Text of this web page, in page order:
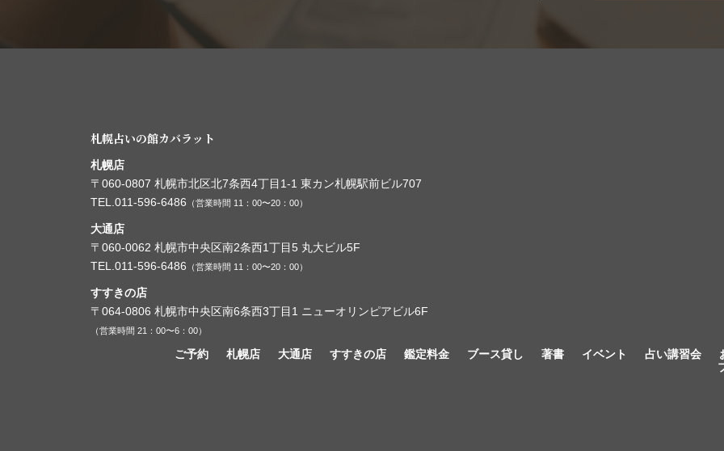
札幌占いの館カバラット
札幌店
〒060-0807 札幌市北区北7条西4丁目1-1 東カン札幌駅前ビル707
TEL.011-596-6486 （営業時間 11：00〜20：00）
大通店
〒060-0062 札幌市中央区南2条西1丁目5 丸大ビル5F
TEL.011-596-6486 （営業時間 11：00〜20：00）
すすきの店
〒064-0806 札幌市中央区南6条西3丁目1 ニューオリンピアビル6F
（営業時間 21：00〜6：00）
ご予約 札幌店 大通店 すすきの店 鑑定料金 ブース貸し 著書 イベント 占い講習会